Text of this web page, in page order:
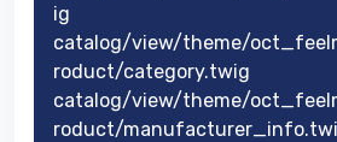
ig
catalog/view/theme/
roduct/category.twig
catalog/view/theme/
roduct/